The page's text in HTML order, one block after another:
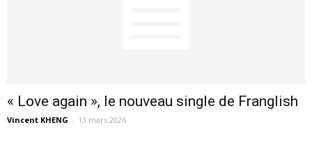
« Love again », le nouveau single de Franglish
Vincent KHENG - 13 mars 2026